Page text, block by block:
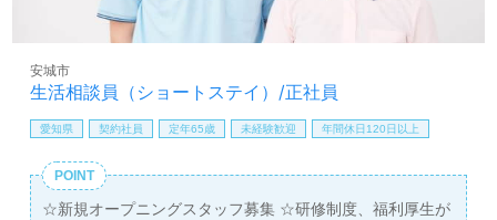
生活相談員（ショートステイ）/正社員
安城市
愛知県 契約社員 定年65歳 未経験歓迎 年間休日120日以上
POINT
☆新規オープニングスタッフ募集 ☆研修制度、福利厚生が